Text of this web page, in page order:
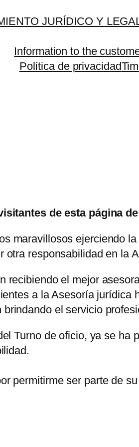
JURÍDICO Y
Information to the
Política de privacidad
de esta página
maravillosos ejerciendo
otra responsabilidad en la
recibiendo el mejor
a la Asesoría jurídica
el servicio
Turno de oficio, ya se ha
permitirme ser parte de